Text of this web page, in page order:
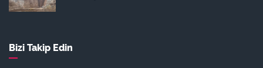
Bizi Takip Edin